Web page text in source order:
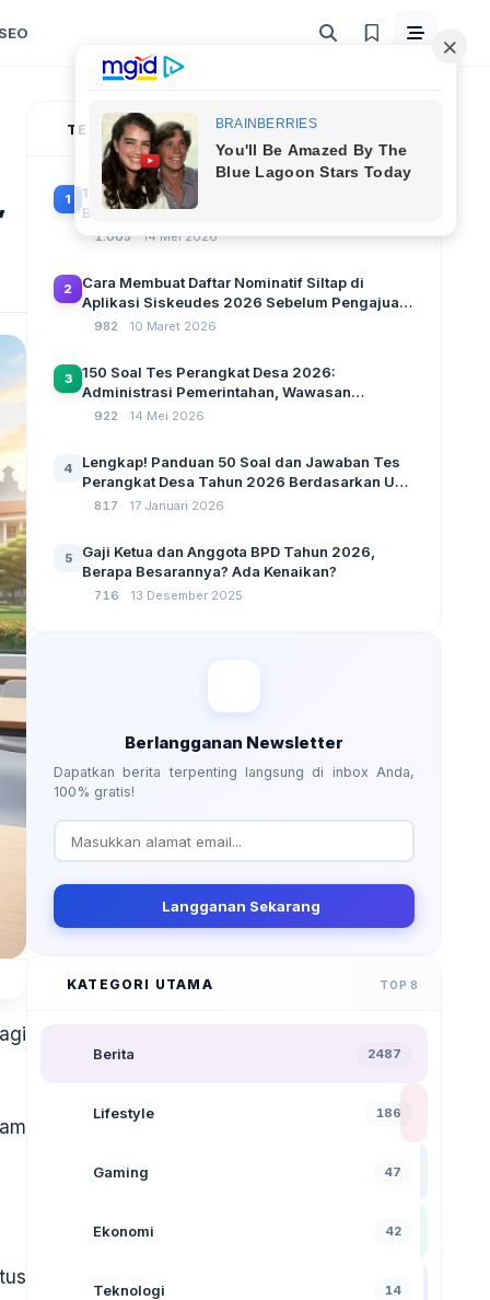
TERPOPULER
1
100 Soal Tes Perangkat Desa Terbaru 2026
Beserta Kunci Jawaban: Latihan CAT Berbasis
1.005 14 Mei 2026
2
Cara Membuat Daftar Nominatif Siltap di
Aplikasi Siskeudes 2026 Sebelum Pengajuan
SPP Pencairan Dana Desa
982 10 Maret 2026
3
150 Soal Tes Perangkat Desa 2026:
Administrasi Pemerintahan, Wawasan
Kebangsaan, dan Komputer Beserta Jawaban
922 14 Mei 2026
4
Lengkap! Panduan 50 Soal dan Jawaban Tes
Perangkat Desa Tahun 2026 Berdasarkan UU
No 3 Tahun 2024
817 17 Januari 2026
5
Gaji Ketua dan Anggota BPD Tahun 2026,
Berapa Besarannya? Ada Kenaikan?
716 13 Desember 2025
Berlangganan Newsletter
Dapatkan berita terpenting langsung di inbox Anda,
100% gratis!
Langganan Sekarang
KATEGORI UTAMA TOP 8
Berita 2487
Lifestyle 186
Gaming 47
Ekonomi 42
Teknologi 14